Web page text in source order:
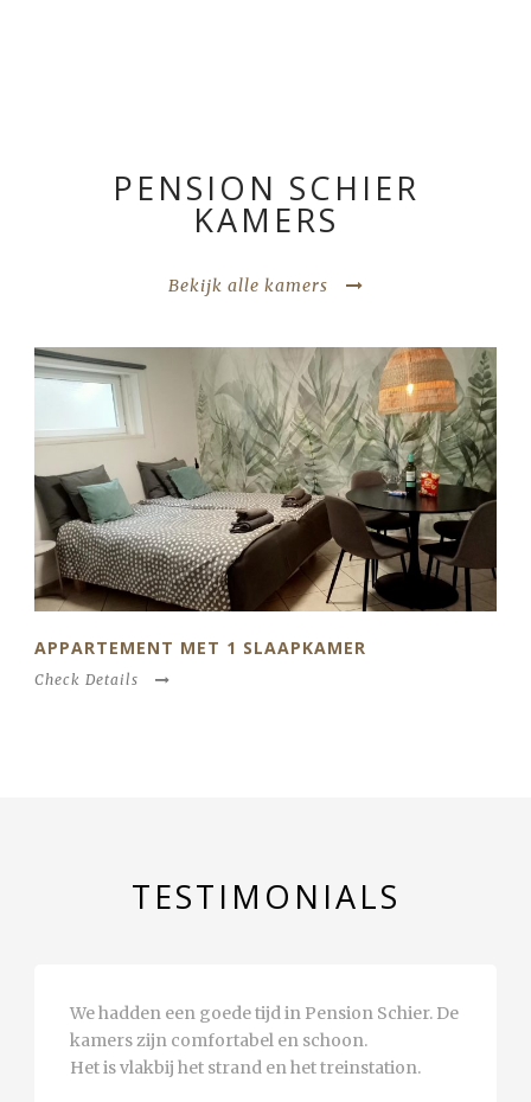
PENSION SCHIER
KAMERS
Bekijk alle kamers
APPARTEMENT MET 1 SLAAPKAMER
Check Details
TESTIMONIALS
We hadden een goede tijd in Pension Schier. De
kamers zijn comfortabel en schoon.
Het is vlakbij het strand en het treinstation.